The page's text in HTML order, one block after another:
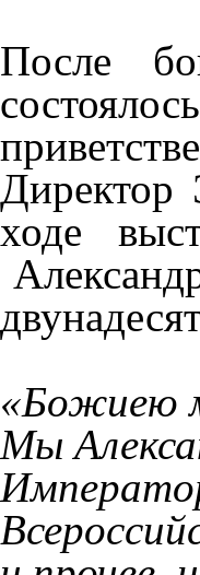
После
Директор
ходе
«Божиею
Мы